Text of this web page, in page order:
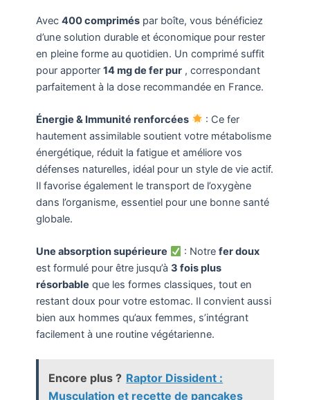
Avec 400 compriméspar boîte, vous bénéficiez
d’une solution durable et économique pour rester
en pleine forme au quotidien. Un comprimé suffit
pour apporter 14 mg de fer pur, correspondant
parfaitement à la dose recommandée en France.
Énergie & Immunité renforcées
: Ce fer
hautement assimilable soutient votre métabolisme
énergétique, réduit la fatigue et améliore vos
défenses naturelles, idéal pour un style de vie actif.
Il favorise également le transport de l’oxygène
dans l’organisme, essentiel pour une bonne santé
globale.
Une absorption supérieure : Notrefer doux
est formulé pour être jusqu’à 3 fois plus
résorbable que les formes classiques, tout en
restant doux pour votre estomac. Il convient aussi
bien aux hommes qu’aux femmes, s’intégrant
facilement à une routine végétarienne.
Encore plus ? Raptor Dissident :
Musculation et recette de pancakes